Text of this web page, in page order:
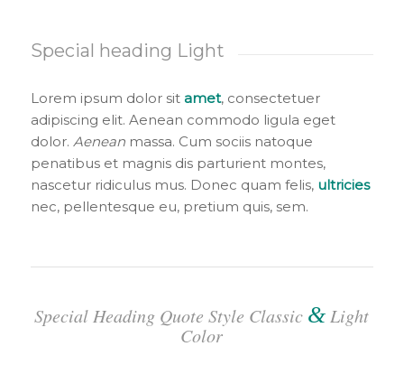
Special heading Light
Lorem ipsum dolor sit amet, consectetuer
adipiscing elit. Aenean commodo ligula eget
dolor. Aeneanmassa. Cum sociis natoque
penatibus et magnis dis parturient montes,
nascetur ridiculus mus. Donec quam felis, ultricies
nec, pellentesque eu, pretium quis, sem.
Special Heading Quote Style Classic &Light
Color